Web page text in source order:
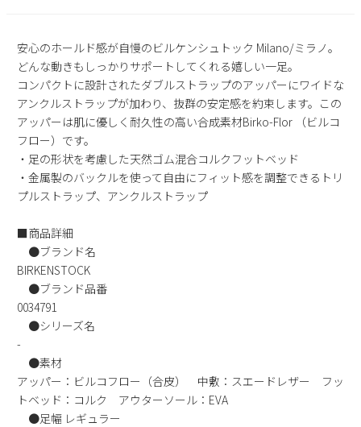
2
3 4 5 6 7
8
9
10 11 12 13 14
16
17 18 19 20 21
22
23
24 25 26 27 28
29
30
2026 年9月
日 月 火 水
6
13
14
20
21
27
新規会員登録
安心のホールド感が自慢のビルケンシュトック Milano/ミラノ。
どんな動きもしっかりサポートしてくれる嬉しい一足。
コンパクトに設計されたダブルストラップのアッパーにワイドな
アンクルストラップが加わり、抜群の安定感を約束します。この
アッパーは肌に優しく耐久性の高い合成素材Birko-Flor （ビルコ
フロー）です。
・足の形状を考慮した天然ゴム混合コルクフットベッド
・金属製のバックルを使って自由にフィット感を調整できるトリ
プルストラップ、アンクルストラップ
■商品詳細
●ブランド名
BIRKENSTOCK
●ブランド品番
0034791
●シリーズ名
-
●素材
アッパー：ビルコフロー（合皮） 中敷：スエードレザー フッ
トベッド：コルク アウターソール：EVA
●足幅 レギュラー